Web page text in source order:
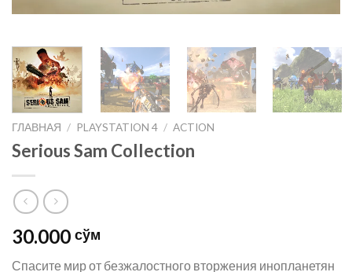
ГЛАВНАЯ / PLAYSTATION 4 / ACTION
Serious Sam Collection
30.000 сўм
Спасите мир от безжалостного вторжения инопланетян